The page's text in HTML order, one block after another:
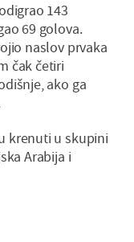
143
69 golova.
naslov prvaka
čak četiri
ako ga
krenuti u skupini
Arabija i